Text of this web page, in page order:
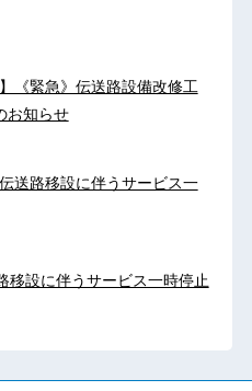
《緊急》伝送路設備改修工
お知らせ
送路移設に伴うサービス一
移設に伴うサービス一時停止